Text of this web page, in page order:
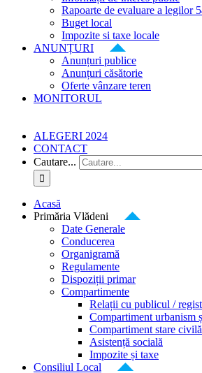
Rapoarte de evaluare a legilor
Buget local
Impozite si taxe locale
ANUNȚURI
Anunțuri publice
Anunțuri căsătorie
Oferte vânzare teren
MONITORUL
ALEGERI 2024
CONTACT
Cautare...
Acasă
Primăria Vlădeni
Date Generale
Conducerea
Organigramă
Regulamente
Dispoziții primar
Compartimente
Relații cu publicul /
Compartiment urbanism
Compartiment stare civilă
Asistență socială
Impozite și taxe
Consiliul Local